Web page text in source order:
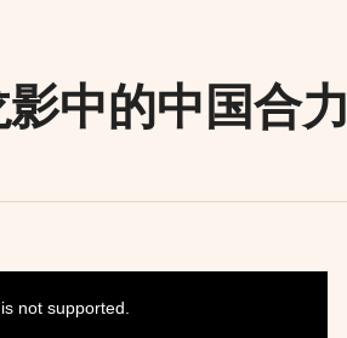
中的中国合力
not supported.